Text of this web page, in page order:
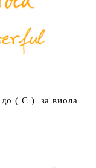
( C ) за виола